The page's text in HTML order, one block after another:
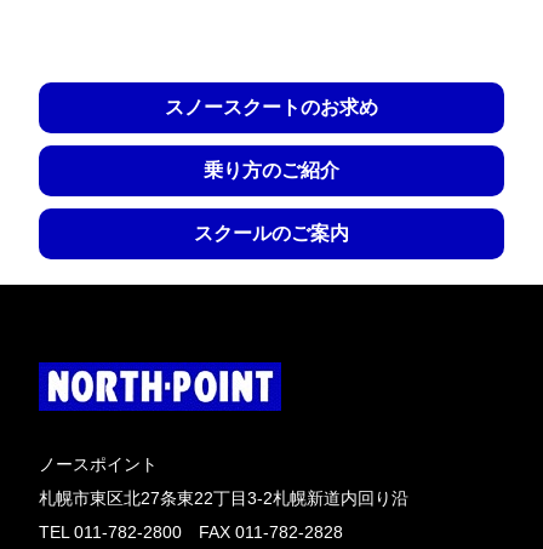
スノースクートのお求め
乗り方のご紹介
スクールのご案内
ノースポイント
札幌市東区北27条東22丁目3-2札幌新道内回り沿
TEL 011-782-2800 FAX 011-782-2828